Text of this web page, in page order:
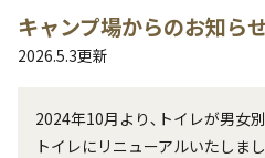
キャンプ場からのお知ら
2026.5.3更新
2024年10月より､トイレが男女
トイレにリニューアルいたしまし